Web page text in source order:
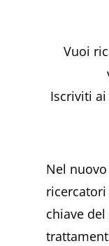
Vuoi
Iscriviti
Nel
ricercatori
chiave